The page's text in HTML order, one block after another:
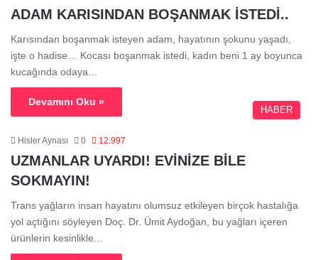
ADAM KARISINDAN BOŞANMAK İSTEDİ..
Karısından boşanmak isteyen adam, hayatının şokunu yaşadı,
işte o hadise… Kocası boşanmak istedi, kadın beni 1 ay boyunca
kucağında odaya…
Devamını Oku »
HABER
Hisler Aynası 0 12.997
UZMANLAR UYARDI! EVİNİZE BİLE
SOKMAYIN!
Trans yağların insan hayatını olumsuz etkileyen birçok hastalığa
yol açtığını söyleyen Doç. Dr. Ümit Aydoğan, bu yağları içeren
ürünlerin kesinlikle…